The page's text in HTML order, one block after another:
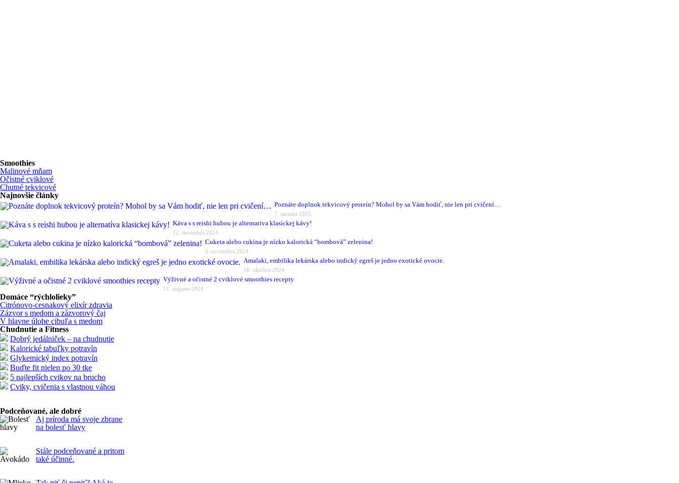
Smoothies
Malinové mňam
Očistné cviklové
Chutné tekvicové
Najnovšie články
Poznáte doplnok tekvicový proteín? Mohol by sa Vám hodiť, nie len pri cvičení…
7. januára 2025
Káva s s reishi hubou je alternatíva klasickej kávy!
12. decembra 2024
Cuketa alebo cukina je nízko kalorická “bombová” zelenina!
5. novembra 2024
Amalaki, embilika lekárska alebo indický egreš je jedno exotické ovocie.
16. októbra 2024
Výživné a očistné 2 cviklové smoothies recepty
11. augusta 2024
Domáce “rýchlolieky”
Citrónovo-cesnakový elixír zdravia
Zázvor s medom a zázvorový čaj
V hlavne úlohe cibuľa s medom
Chudnutie a Fitness
Dobrý jedálniček – na chudnutie
Kalorické tabuľky potravín
Glykemický index potravín
Buďte fit nielen po 30 tke
5 najlepších cvikov na brucho
Cviky, cvičenia s vlastnou váhou
Podceňované, ale dobré
Aj príroda má svoje zbrane
na bolesť hlavy
Stále podceňované a pritom
také účinné.